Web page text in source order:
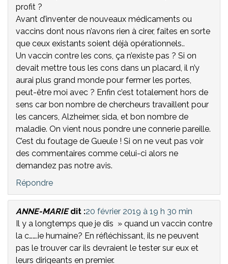
profit ?
Avant d’inventer de nouveaux médicaments ou
vaccins dont nous n’avons rien à cirer, faites en sorte
que ceux existants soient déjà opérationnels..
Un vaccin contre les cons, ça n’existe pas ? Si on
devait mettre tous les cons dans un placard, il n’y
aurai plus grand monde pour fermer les portes,
peut-être moi avec ? Enfin c’est totalement hors de
sens car bon nombre de chercheurs travaillent pour
les cancers, Alzheimer, sida, et bon nombre de
maladie. On vient nous pondre une connerie pareille.
C’est du foutage de Gueule ! Si on ne veut pas voir
des commentaires comme celui-ci alors ne
demandez pas notre avis.
Répondre
ANNE-MARIE dit :20 février 2019 à 19 h 30 min
Il y a longtemps que je dis » quand un vaccin contre
la c…….ie humaine? En réfléchissant, ils ne peuvent
pas le trouver car ils devraient le tester sur eux et
leurs dirigeants en premier.